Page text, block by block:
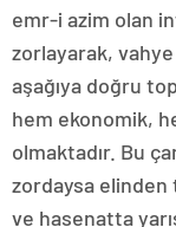
emr-i azim olan
zorlayarak,
aşağıya doğru
hem ekonomik,
olmaktadır. Bu
zordaysa elinden
ve hasenatta